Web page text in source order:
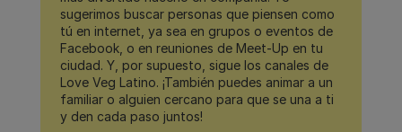
sugerimos buscar personas que piensen como
tú en internet, ya sea en grupos o eventos de
Facebook, o en reuniones de Meet-Up en tu
ciudad. Y, por supuesto, sigue los canales de
Love Veg Latino. ¡También puedes animar a un
familiar o alguien cercano para que se una a ti
y den cada paso juntos!